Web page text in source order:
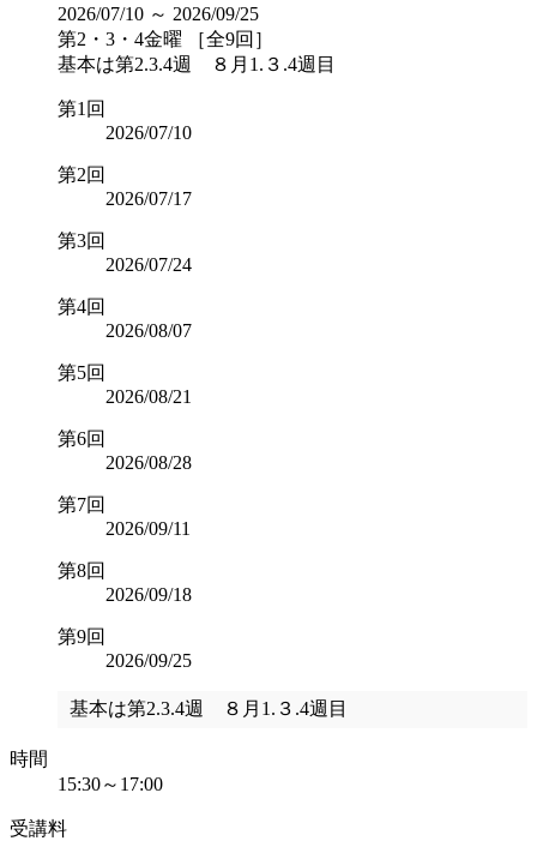
2026/07/10 ～ 2026/09/25
第2・3・4金曜 ［全9回］
基本は第2.3.4週 ８月1.３.4週目
第1回
2026/07/10
第2回
2026/07/17
第3回
2026/07/24
第4回
2026/08/07
第5回
2026/08/21
第6回
2026/08/28
第7回
2026/09/11
第8回
2026/09/18
第9回
2026/09/25
基本は第2.3.4週 ８月1.３.4週目
時間
15:30～17:00
受講料